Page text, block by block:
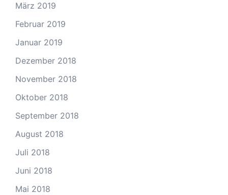
März 2019
Februar 2019
Januar 2019
Dezember 2018
November 2018
Oktober 2018
September 2018
August 2018
Juli 2018
Juni 2018
Mai 2018